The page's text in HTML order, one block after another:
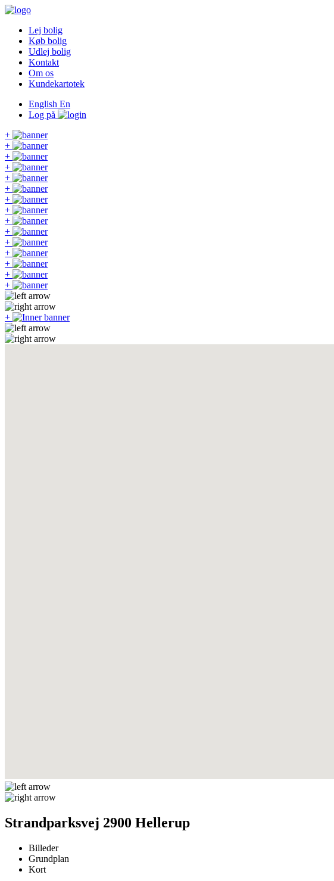
Lej bolig
Køb bolig
Udlej bolig
Kontakt
Om os
Kundekartotek
English En
Log på
+
+
+
+
+
+
+
+
+
+
+
+
+
+
+
+
Strandparksvej 2900 Hellerup
Billeder
Grundplan
Kort